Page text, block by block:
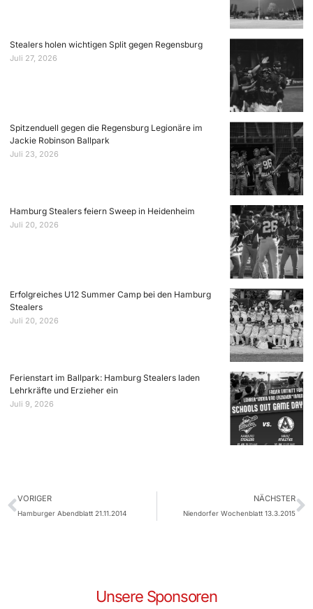
Stealers holen wichtigen Split gegen Regensburg
Juli 27, 2026
Spitzenduell gegen die Regensburg Legionäre im
Jackie Robinson Ballpark
Juli 23, 2026
Hamburg Stealers feiern Sweep in Heidenheim
Juli 20, 2026
Erfolgreiches U12 Summer Camp bei den Hamburg
Stealers
Juli 20, 2026
Ferienstart im Ballpark: Hamburg Stealers laden
Lehrkräfte und Erzieher ein
Juli 9, 2026
VORIGER
Hamburger Abendblatt 21.11.2014
NÄCHSTER
Niendorfer Wochenblatt 13.3.2015
Unsere Sponsoren